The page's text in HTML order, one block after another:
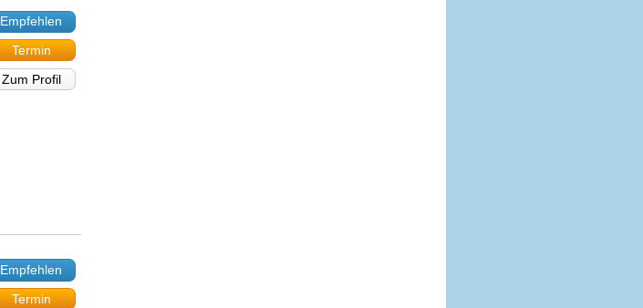
Empfehlen
Termin
Zum Profil
Empfehlen
Termin